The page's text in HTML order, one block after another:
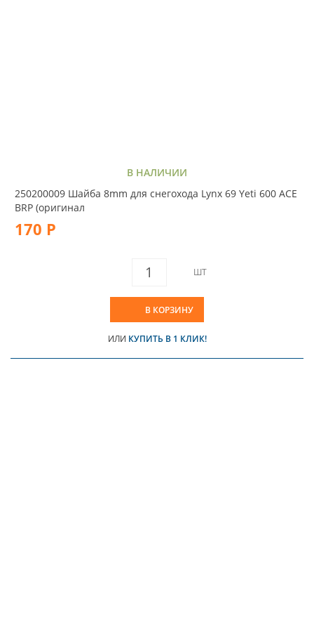
В НАЛИЧИИ
250200009 Шайба 8mm для снегохода Lynx 69 Yeti 600 ACE
BRP (оригинал
170 Р
ШТ
В КОРЗИНУ
ИЛИ КУПИТЬ В 1 КЛИК!